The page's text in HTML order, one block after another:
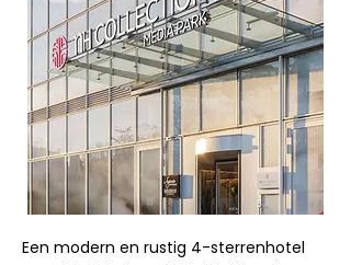
Een modern en rustig 4-sterrenhotel